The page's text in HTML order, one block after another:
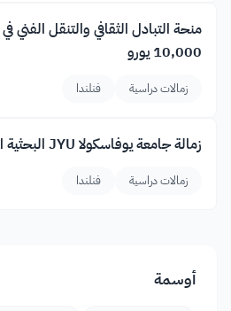
منحة التبادل الثقافي والتنقل الفني
10,000 يورو
زمالات دراسية فنلندا
زمالة جامعة يوفاسكولا JYU البحثية الممولة في فنلندا
زمالات دراسية فنلندا
أوسمة